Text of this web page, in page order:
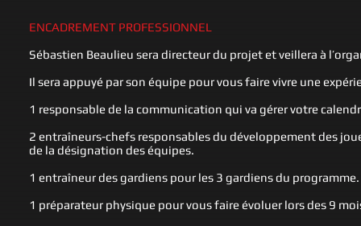
ENCADREMENT PROFESSIONNEL
Sébastien Beaulieu sera directeur du projet et veillera à
Il sera appuyé par son équipe pour vous faire vivre une
1 responsable de la communication qui va gérer votre
2 entraîneurs-chefs responsables du développement des
de la désignation des équipes.
1 entraîneur des gardiens pour les 3 gardiens du programme.
1 préparateur physique pour vous faire évoluer lors des 9